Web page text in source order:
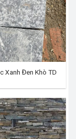
Xanh Đen Khò TD